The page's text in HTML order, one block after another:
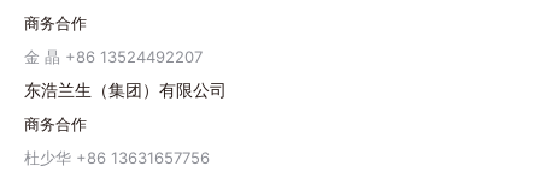
商务合作
金 晶 +86 13524492207
东浩兰生（集团）有限公司
商务合作
杜少华 +86 13631657756